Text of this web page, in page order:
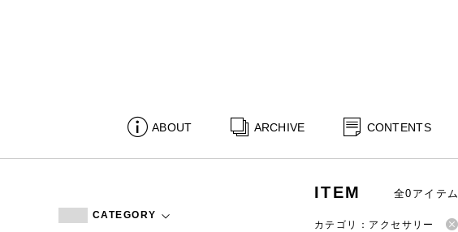
ABOUT ARCHIVE CONTENTS
CATEGORY
ITEM 全0アイテム
カテゴリ：アクセサリー